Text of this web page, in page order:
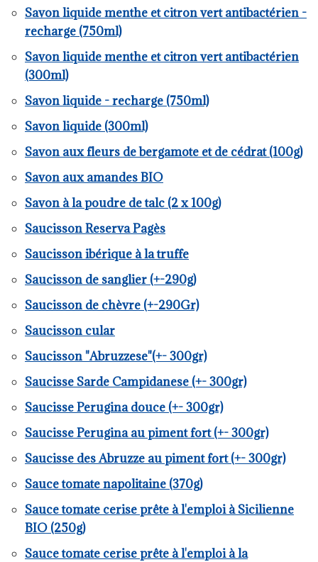
Savon liquide menthe et citron vert antibactérien -
recharge (750ml)
Savon liquide menthe et citron vert antibactérien
(300ml)
Savon liquide - recharge (750ml)
Savon liquide (300ml)
Savon aux fleurs de bergamote et de cédrat (100g)
Savon aux amandes BIO
Savon à la poudre de talc (2 x 100g)
Saucisson Reserva Pagès
Saucisson ibérique à la truffe
Saucisson de sanglier (+-290g)
Saucisson de chèvre (+-290Gr)
Saucisson cular
Saucisson "Abruzzese"(+- 300gr)
Saucisse Sarde Campidanese (+- 300gr)
Saucisse Perugina douce (+- 300gr)
Saucisse Perugina au piment fort (+- 300gr)
Saucisse des Abruzze au piment fort (+- 300gr)
Sauce tomate napolitaine (370g)
Sauce tomate cerise prête à l'emploi à Sicilienne
BIO (250g)
Sauce tomate cerise prête à l'emploi à la